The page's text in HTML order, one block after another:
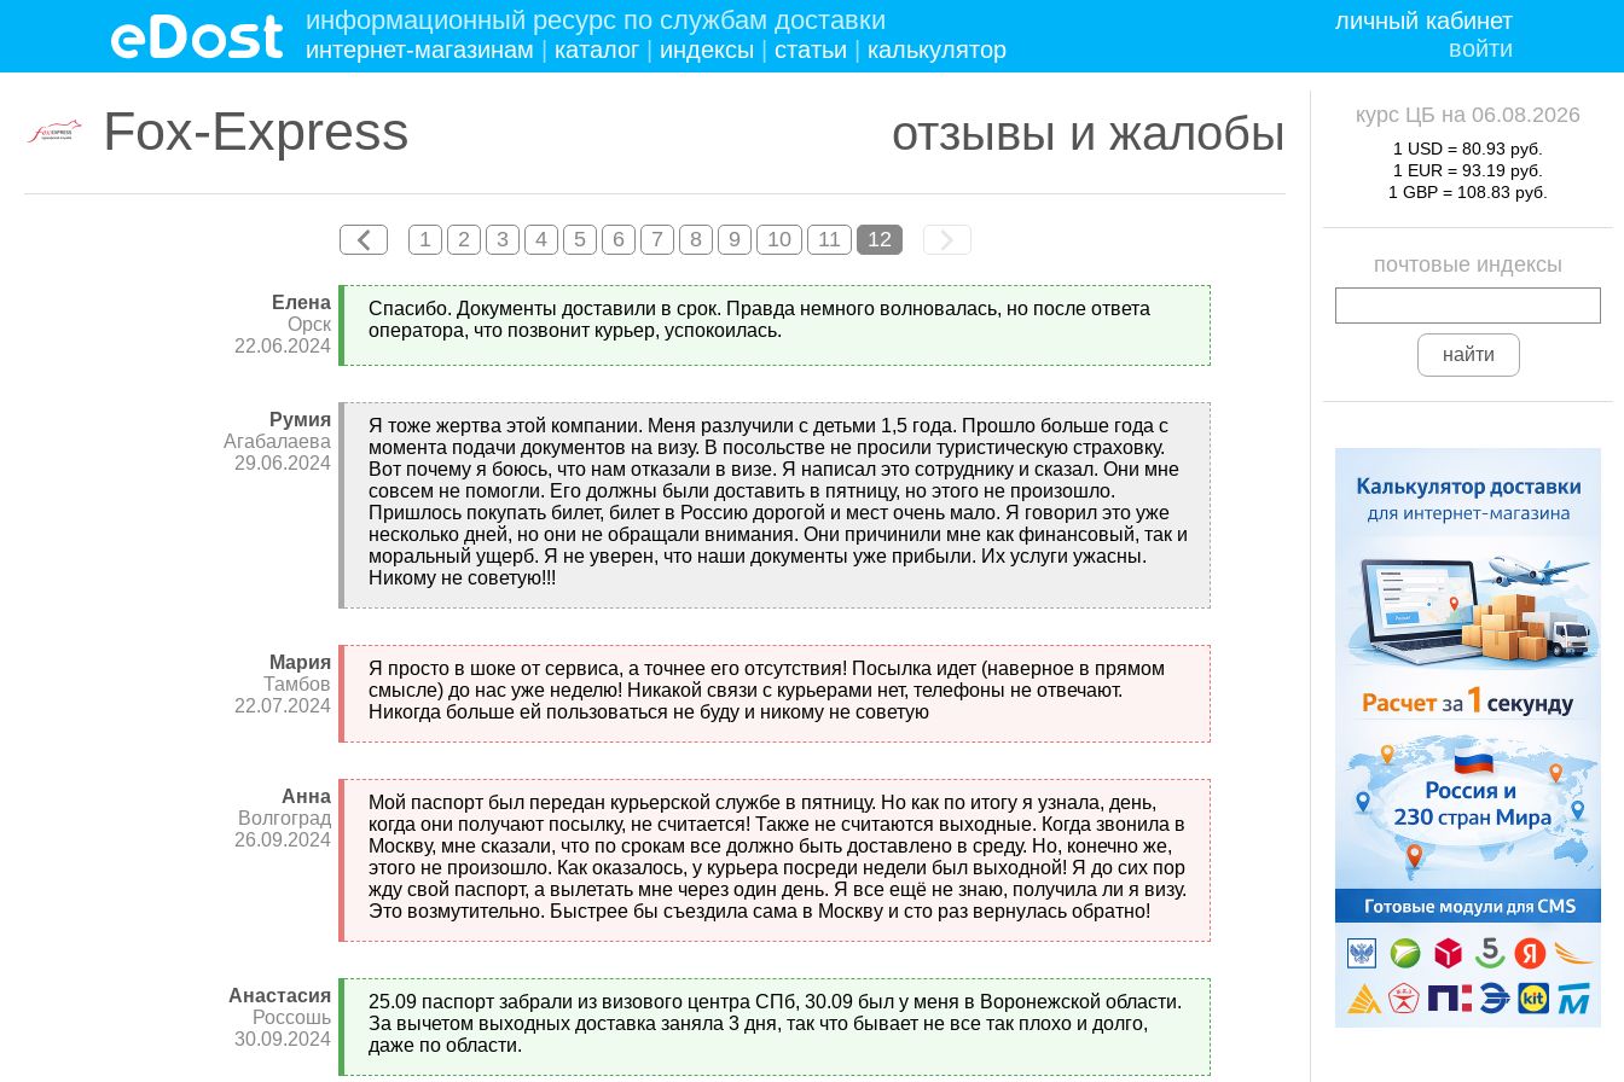
личный кабинет
войти
информационный ресурс по службам доставки
интернет-магазинам каталог индексы статьи калькулятор
отзывы и жалобы
Fox-Express
1 2 3 4 5 6 7 8 9 10 11 12
Елена
Орск
22.06.2024
Спасибо. Документы доставили в срок. Правда немного волновалась, но после ответа
оператора, что позвонит курьер, успокоилась.
Румия
Агабалаева
29.06.2024
Я тоже жертва этой компании. Меня разлучили с детьми 1,5 года. Прошло больше года с
момента подачи документов на визу. В посольстве не просили туристическую страховку.
Вот почему я боюсь, что нам отказали в визе. Я написал это сотруднику и сказал. Они мне
совсем не помогли. Его должны были доставить в пятницу, но этого не произошло.
Пришлось покупать билет, билет в Россию дорогой и мест очень мало. Я говорил это уже
несколько дней, но они не обращали внимания. Они причинили мне как финансовый, так и
моральный ущерб. Я не уверен, что наши документы уже прибыли. Их услуги ужасны.
Никому не советую!!!
Мария
Тамбов
22.07.2024
Я просто в шоке от сервиса, а точнее его отсутствия! Посылка идет (наверное в прямом
смысле) до нас уже неделю! Никакой связи с курьерами нет, телефоны не отвечают.
Никогда больше ей пользоваться не буду и никому не советую
Анна
Волгоград
26.09.2024
Мой паспорт был передан курьерской службе в пятницу. Но как по итогу я узнала, день,
когда они получают посылку, не считается! Также не считаются выходные. Когда звонила в
Москву, мне сказали, что по срокам все должно быть доставлено в среду. Но, конечно же,
этого не произошло. Как оказалось, у курьера посреди недели был выходной! Я до сих пор
жду свой паспорт, а вылетать мне через один день. Я все ещё не знаю, получила ли я визу.
Это возмутительно. Быстрее бы съездила сама в Москву и сто раз вернулась обратно!
Анастасия
Россошь
30.09.2024
25.09 паспорт забрали из визового центра СПб, 30.09 был у меня в Воронежской области.
За вычетом выходных доставка заняла 3 дня, так что бывает не все так плохо и долго,
даже по области.
курс ЦБ на 06.08.2026
1 USD = 80.93 руб.
1 EUR = 93.19 руб.
1 GBP = 108.83 руб.
почтовые индексы